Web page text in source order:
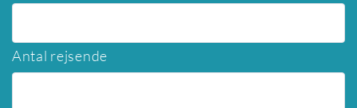
Antal rejsende